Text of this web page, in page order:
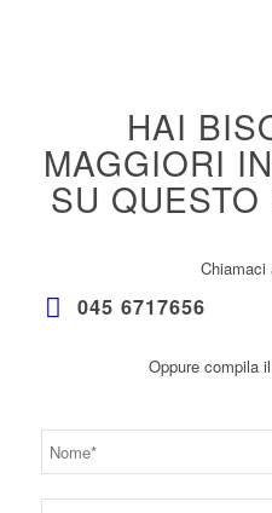
HAI
MAGGIORI
SU
Chiamaci
045 6717656
Oppure compila